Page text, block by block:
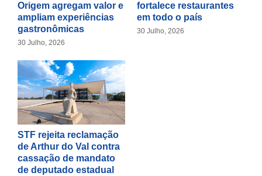
Origem agregam valor e
ampliam experiências
gastronômicas
30 Julho, 2026
fortalece restaurantes
em todo o país
30 Julho, 2026
STF rejeita reclamação
de Arthur do Val contra
cassação de mandato
de deputado estadual